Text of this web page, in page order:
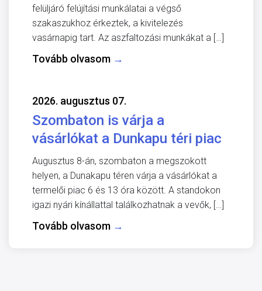
felüljáró felújítási munkálatai a végső
szakaszukhoz érkeztek, a kivitelezés
vasárnapig tart. Az aszfaltozási munkákat a […]
Tovább olvasom →
2026. augusztus 07.
Szombaton is várja a
vásárlókat a Dunkapu téri piac
Augusztus 8-án, szombaton a megszokott
helyen, a Dunakapu téren várja a vásárlókat a
termelői piac 6 és 13 óra között. A standokon
igazi nyári kínállattal találkozhatnak a vevők, […]
Tovább olvasom →